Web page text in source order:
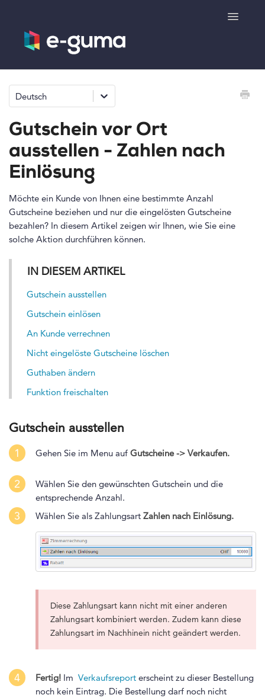
Toggle
Allgemeines
Ticketsystem
e-surprise
Kontakt
Deutsch
Gutschein vor Ort
ausstellen - Zahlen nach
Einlösung
Möchte ein Kunde von Ihnen eine bestimmte Anzahl
Gutscheine beziehen und nur die eingelösten Gutscheine
bezahlen? In diesem Artikel zeigen wir Ihnen, wie Sie eine
solche Aktion durchführen können.
IN DIESEM ARTIKEL
Gutschein ausstellen
Gutschein einlösen
An Kunde verrechnen
Nicht eingelöste Gutscheine löschen
Guthaben ändern
Funktion freischalten
Gutschein ausstellen
1 Gehen Sie im Menu auf Gutscheine -> Verkaufen.
2
Wählen Sie den gewünschten Gutschein und die
entsprechende Anzahl.
3 Wählen Sie als Zahlungsart Zahlen nach Einlösung.
Diese Zahlungsart kann nicht mit einer anderen
Zahlungsart kombiniert werden. Zudem kann diese
Zahlungsart im Nachhinein nicht geändert werden.
4 Fertig! Im Verkaufsreport erscheint zu dieser Bestellung
noch kein Eintrag. Die Bestellung darf noch nicht